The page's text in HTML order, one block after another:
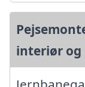
interiør og